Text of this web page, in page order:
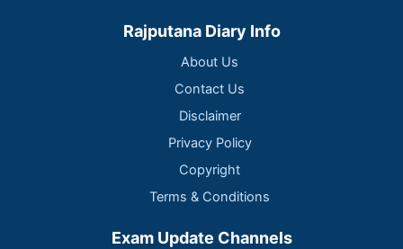
Rajputana Diary Info
About Us
Contact Us
Disclaimer
Privacy Policy
Copyright
Terms & Conditions
Exam Update Channels